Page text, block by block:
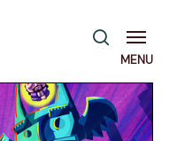
pesquisa
Menu